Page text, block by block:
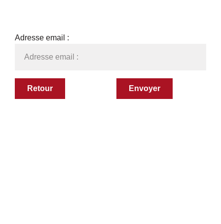
Adresse email :
Retour Envoyer